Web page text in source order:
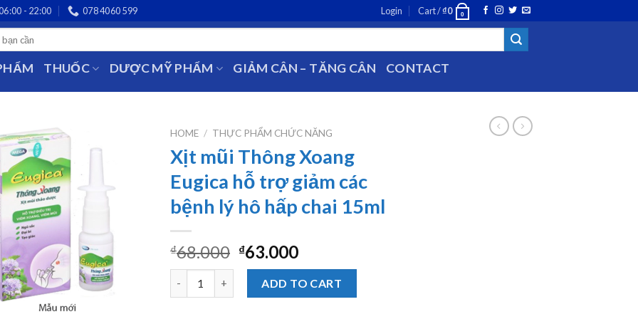
- 22:00 078 4060 599 Login Cart /₫0 0
THUỐC DƯỢC MỸ PHẨM GIẢM CÂN – TĂNG CÂN CONTACT
HOME / THỰC PHẨM CHỨC NĂNG
Xịt mũi Thông Xoang
Eugica hỗ trợ giảm các
bệnh lý hô hấp chai 15ml
₫68.000 ₫63.000
ADD TO CART